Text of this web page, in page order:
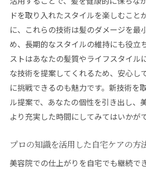
ドを取り入れたスタイルを楽しむこと
に、これらの技術は髪のダメージを最
め、長期的なスタイルの維持にも役立
ストはあなたの髪質やライフスタイル
な技術を提案してくれるため、安心し
に挑戦できるのも魅力です。新技術を
ル提案で、あなたの個性を引き出し、
より充実した時間にしてみてはいかが
プロの知識を活用した自宅ケアの方
美容院での仕上がりを自宅でも継続で